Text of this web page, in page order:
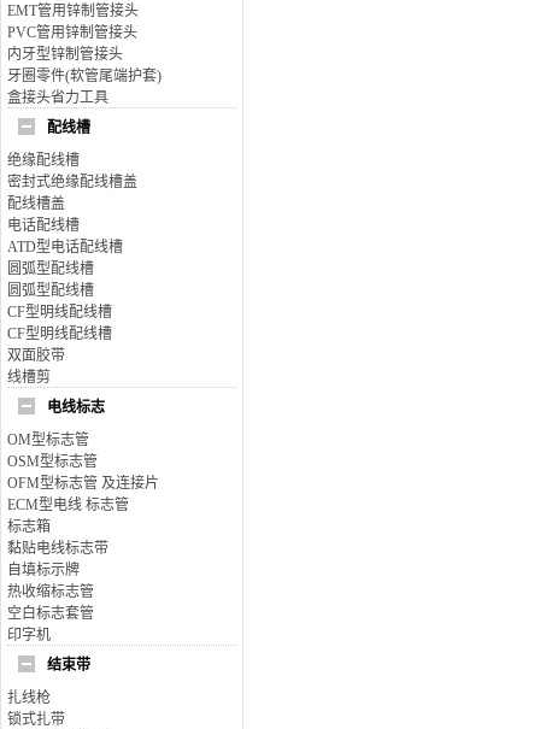
EMT管用锌制管接头
PVC管用锌制管接头
内牙型锌制管接头
牙圈零件(软管尾端护套)
盒接头省力工具
配线槽
绝缘配线槽
密封式绝缘配线槽盖
配线槽盖
电话配线槽
ATD型电话配线槽
圆弧型配线槽
圆弧型配线槽
CF型明线配线槽
CF型明线配线槽
双面胶带
线槽剪
电线标志
OM型标志管
OSM型标志管
OFM型标志管 及连接片
ECM型电线 标志管
标志箱
黏贴电线标志带
自填标示牌
热收缩标志管
空白标志套管
印字机
结束带
扎线枪
锁式扎带